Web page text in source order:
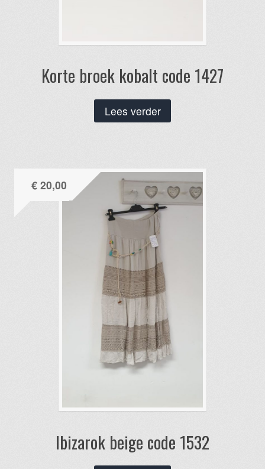
Korte broek kobalt code 1427
Lees verder
Ibizarok beige code 1532
€20,00